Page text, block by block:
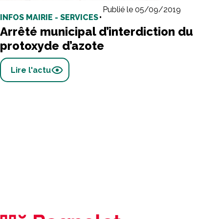
INFOS MAIRIE - SERVICES•
Publié le 05/09/2019
Arrêté municipal d’interdiction du
protoxyde d’azote
Lire l'actu